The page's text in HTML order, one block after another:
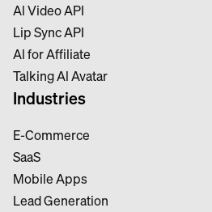
Al Video API
Lip Sync API
Al for Affiliate
Talking Al Avatar
Industries
E-Commerce
SaaS
Mobile Apps
Lead Generation